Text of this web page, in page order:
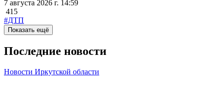
7 августа 2026 г. 14:59
415
#ДТП
Показать ещё
Последние новости
Новости Иркутской области